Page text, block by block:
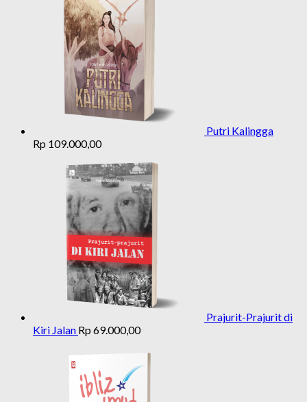
Putri Kalingga
Rp 109.000,00
Prajurit-Prajurit di
Kiri Jalan Rp 69.000,00